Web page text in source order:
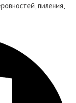
пиления,